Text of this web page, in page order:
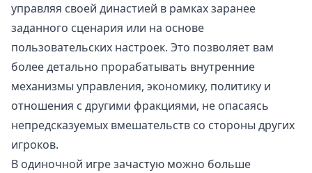
управляя своей династией в рамках заранее
заданного сценария или на основе
пользовательских настроек. Это позволяет вам
более детально прорабатывать внутренние
механизмы управления, экономику, политику и
отношения с другими фракциями, не опасаясь
непредсказуемых вмешательств со стороны других
игроков.
В одиночной игре зачастую можно больше